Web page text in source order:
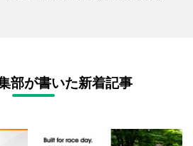
部が書いた新着記事